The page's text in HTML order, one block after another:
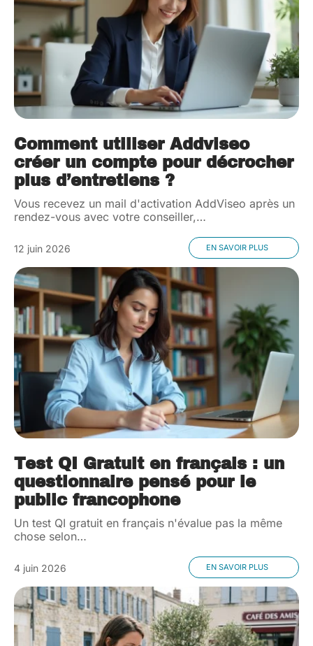
Comment utiliser Addviseo
créer un compte pour décrocher
plus d’entretiens ?
Vous recevez un mail d'activation AddViseo après un
rendez-vous avec votre conseiller,…
12 juin 2026 EN SAVOIR PLUS
Test QI Gratuit en français : un
questionnaire pensé pour le
public francophone
Un test QI gratuit en français n'évalue pas la même
chose selon…
4 juin 2026 EN SAVOIR PLUS